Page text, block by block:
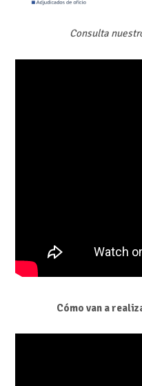
Consulta
Cómo van a